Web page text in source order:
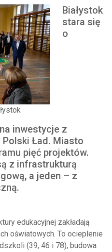
Białystok
stara się
o
inwestycje z
Ład. Miasto
pięć projektów.
z infrastrukturą
a jeden – z
edukacyjnej zakładają
oświatowych. To ocieplenie
(39, 46 i 78), budowa